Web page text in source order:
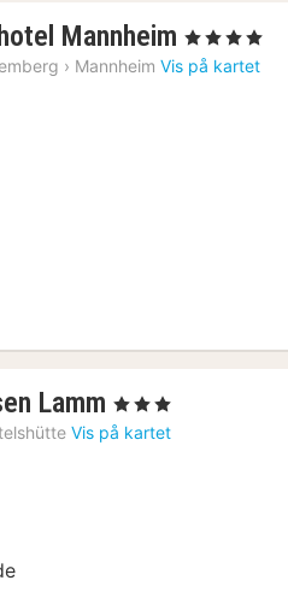
Mannheim 1
natt
, 4 Stjerner
› Mannheim Vis på kartet
Lamm 1
natt
, 3 Stjerner
Vis på kartet